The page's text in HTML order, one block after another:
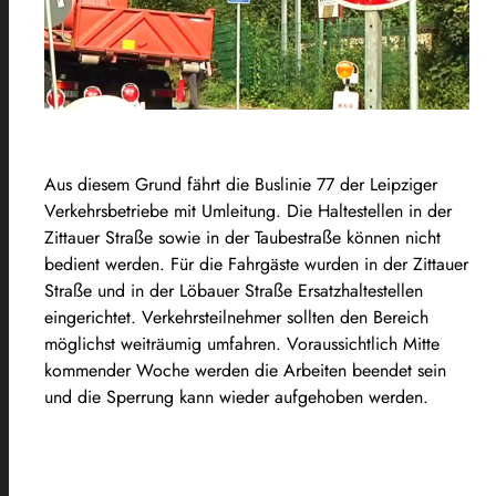
Aus diesem Grund fährt die Buslinie 77 der Leipziger
Verkehrsbetriebe mit Umleitung. Die Haltestellen in der
Zittauer Straße sowie in der Taubestraße können nicht
bedient werden. Für die Fahrgäste wurden in der Zittauer
Straße und in der Löbauer Straße Ersatzhaltestellen
eingerichtet. Verkehrsteilnehmer sollten den Bereich
möglichst weiträumig umfahren. Voraussichtlich Mitte
kommender Woche werden die Arbeiten beendet sein
und die Sperrung kann wieder aufgehoben werden.